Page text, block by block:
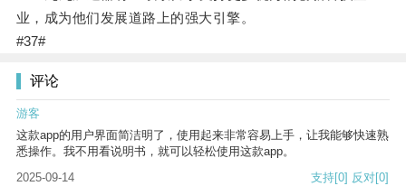
业，成为他们发展道路上的强大引擎。
#37#
评论
游客
这款app的用户界面简洁明了，使用起来非常容易上手，让我能够快速熟
悉操作。我不用看说明书，就可以轻松使用这款app。
2025-09-14
支持[0] 反对[0]